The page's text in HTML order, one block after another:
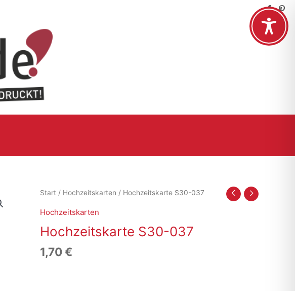
Start / Hochzeitskarten / Hochzeitskarte S30-037
Hochzeitskarten
Hochzeitskarte S30-037
1,70€